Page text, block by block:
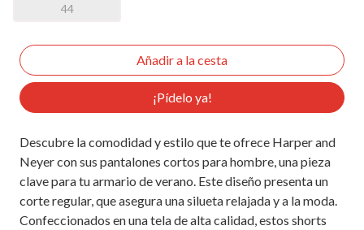
44
¡Pídelo ya!
Descubre la comodidad y estilo que te ofrece Harper and
Neyer con sus pantalones cortos para hombre, una pieza
clave para tu armario de verano. Este diseño presenta un
corte regular, que asegura una silueta relajada y a la moda.
Confeccionados en una tela de alta calidad, estos shorts